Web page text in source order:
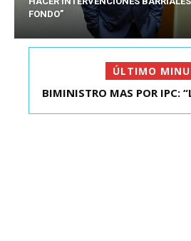
FONDO”
ÚLTIMO
KAST SE REUNIÓ CON EL
BIMINISTRO MAS POR IPC: